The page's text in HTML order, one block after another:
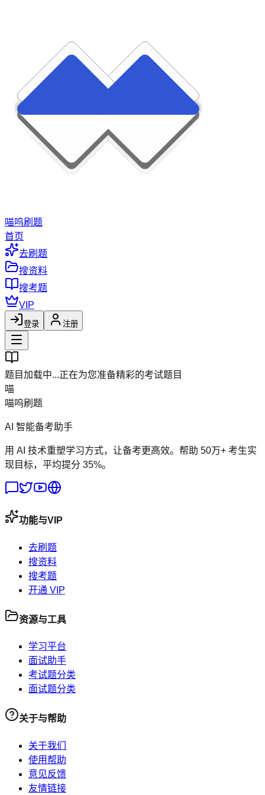
喵呜刷题
首页
去刷题
搜资料
搜考题
VIP
登录 注册
题目加载中...正在为您准备精彩的考试题目
喵
喵呜刷题
AI 智能备考助手
用 AI 技术重塑学习方式，让备考更高效。帮助 50万+ 考生实
现目标，平均提分 35%。
功能与VIP
去刷题
搜资料
搜考题
开通 VIP
资源与工具
学习平台
面试助手
考试题分类
面试题分类
关于与帮助
关于我们
使用帮助
意见反馈
友情链接